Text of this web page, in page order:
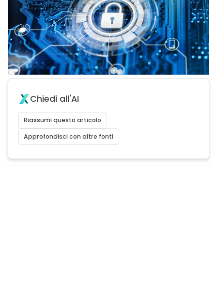
Chiedi all'AI
Riassumi questo articolo
Approfondisci con altre fonti